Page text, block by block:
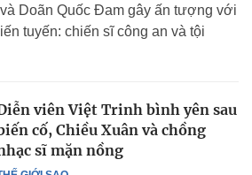
Doãn Quốc Đam gây ấn tượng với
tuyến: chiến sĩ công an và tội
viên Việt Trinh bình yên sau
cố, Chiều Xuân và chồng
sĩ mặn nồng